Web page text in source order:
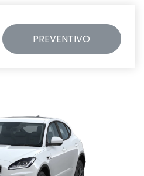
PREVENTIVO